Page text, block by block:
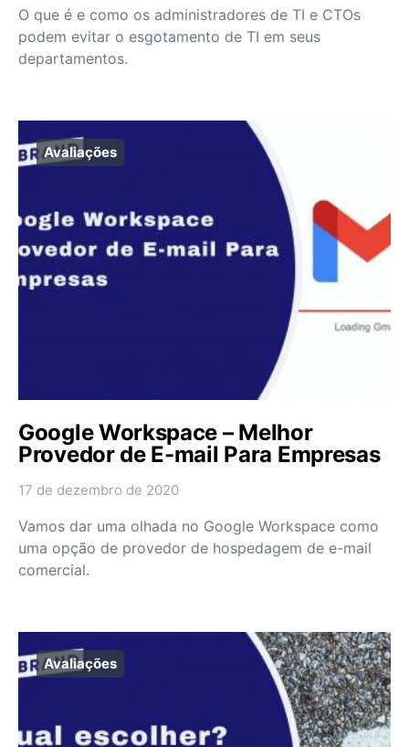
O que é e como os administradores de TI e CTOs
podem evitar o esgotamento de TI em seus
departamentos.
Avaliações
Google Workspace – Melhor
Provedor de E-mail Para Empresas
17 de dezembro de 2020
Vamos dar uma olhada no Google Workspace como
uma opção de provedor de hospedagem de e-mail
comercial.
Avaliações